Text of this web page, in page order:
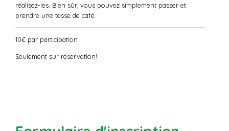
réalisez-les. Bien sûr, vous pouvez simplement passer et
prendre une tasse de café.
10€ par participation
Seulement sur réservation!